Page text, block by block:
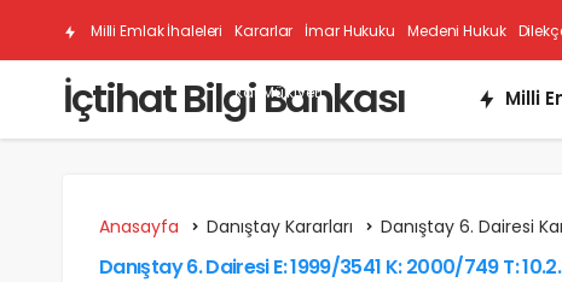
Milli Emlak İhaleleri Kararlar İmar Hukuku Medeni Hukuk
Kat Mülkiyeti
İçtihat Bilgi Bankası Milli
Anasayfa Danıştay Kararları Danıştay 6. Dairesi
Danıştay 6. Dairesi E: 1999/3541 K: 2000/749 T: